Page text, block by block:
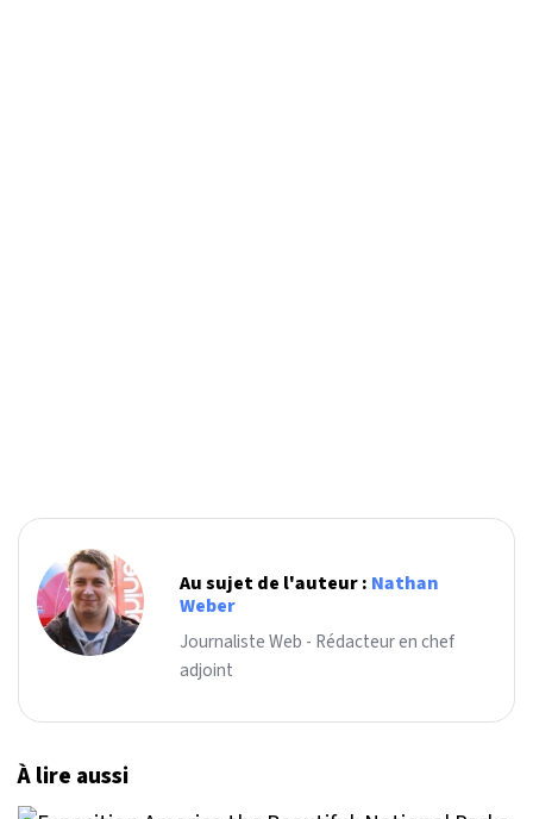
Au sujet de l'auteur : Nathan
Weber
Journaliste Web - Rédacteur en chef
adjoint
À lire aussi